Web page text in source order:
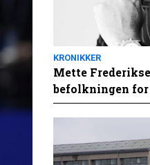
KRONIKKER
Mette
befolkningen